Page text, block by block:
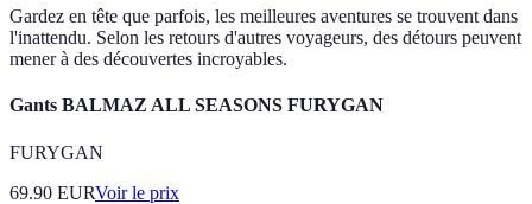
Gardez en tête que parfois, les meilleures aventures se trouvent dans
l'inattendu. Selon les retours d'autres voyageurs, des détours peuvent
mener à des découvertes incroyables.
Gants BALMAZ ALL SEASONS FURYGAN
FURYGAN
69.90 EURVoir le prix